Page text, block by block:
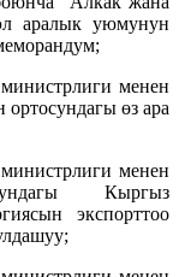
аралык уюмунун
менен
өз ара
менен
Кыргыз
экспорттоо